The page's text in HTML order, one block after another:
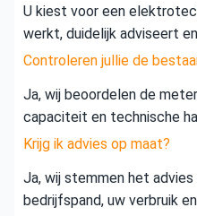
U kiest voor een
werkt, duidelijk adviseert
Controleren jullie de
Ja, wij beoordelen de
capaciteit en technische
Krijg ik advies op maat?
Ja, wij stemmen het
bedrijfspand, uw verbruik